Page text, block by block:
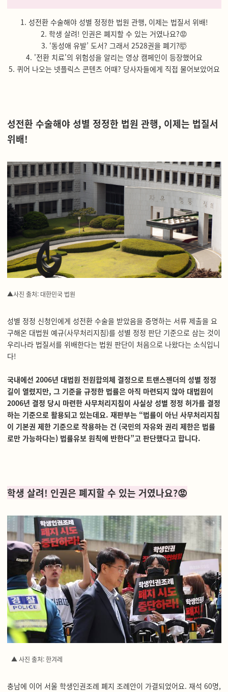
1. 성전환 수술해야 성별 정정한 법원 관행, 이제는 법질서 위배!
2. 학생 살려! 인권은 폐지할 수 있는 거였나요?😡
3. ‘동성애 유발’ 도서? 그래서 2528권을 폐기?🤯
4. '전환 치료'의 위험성을 알리는 영상 캠페인이 등장했어요
5. 퀴어 나오는 넷플릭스 콘텐츠 어때? 당사자들에게 직접 물어보았어요
성전환 수술해야 성별 정정한 법원 관행, 이제는 법질서
위배!
▲사진 출처: 대한민국 법원
성별 정정 신청인에게 성전환 수술을 받았음을 증명하는 서류 제출을 요
구해온 대법원 예규(사무처리지침)를 성별 정정 판단 기준으로 삼는 것이
우리나라 법질서를 위배한다는 법원 판단이 처음으로 나왔다는 소식입니
다!
국내에선 2006년 대법원 전원합의체 결정으로 트랜스젠더의 성별 정정
길이 열렸지만, 그 기준을 규정한 법률은 아직 마련되지 않아 대법원이
2006년 결정 당시 마련한 사무처리지침이 사실상 성별 정정 허가를 결정
하는 기준으로 활용되고 있는데요. 재판부는 “법률이 아닌 사무처리지침
이 기본권 제한 기준으로 작용하는 건 (국민의 자유와 권리 제한은 법률
로만 가능하다는) 법률유보 원칙에 반한다”고 판단했다고 합니다.
학생 살려! 인권은 폐지할 수 있는 거였나요?😡
▲ 사진 출처: 한겨레
충남에 이어 서울 학생인권조례 폐지 조례안이 가결되었어요. 재석 60명,